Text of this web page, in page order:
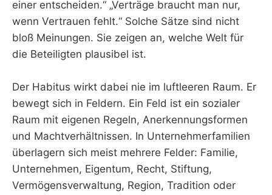
einer entscheiden.“ „Verträge braucht man nur,
wenn Vertrauen fehlt.“ Solche Sätze sind nicht
bloß Meinungen. Sie zeigen an, welche Welt für
die Beteiligten plausibel ist.
Der Habitus wirkt dabei nie im luftleeren Raum. Er
bewegt sich in Feldern. Ein Feld ist ein sozialer
Raum mit eigenen Regeln, Anerkennungsformen
und Machtverhältnissen. In Unternehmerfamilien
überlagern sich meist mehrere Felder: Familie,
Unternehmen, Eigentum, Recht, Stiftung,
Vermögensverwaltung, Region, Tradition oder